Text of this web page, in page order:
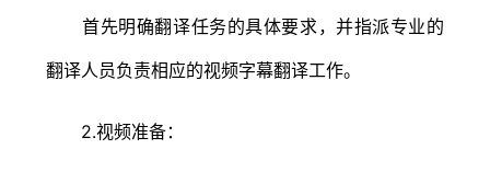
首先明确翻译任务的具体要求，并指派专业的
翻译人员负责相应的视频字幕翻译工作。
2.视频准备：